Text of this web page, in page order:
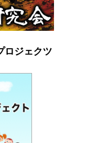
ロジェクツ